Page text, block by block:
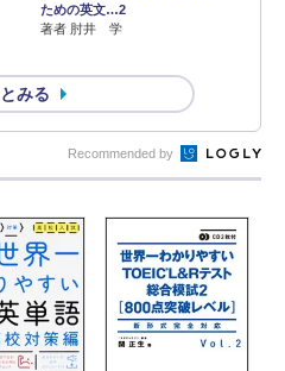
ための英文…2
著者 肘井 学
みる
Recommended by